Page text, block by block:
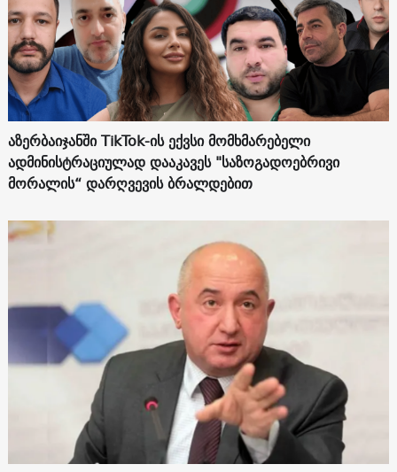
აზერბაიჯანში TikTok-ის ექვსი მომხმარებელი
ადმინისტრაციულად დააკავეს "საზოგადოებრივი
მორალის“ დარღვევის ბრალდებით